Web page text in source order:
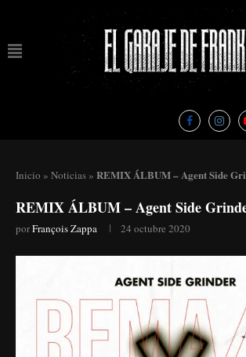
Inicio » Noticias » REMIX ÁLBUM – Agent Side
REMIX ÁLBUM – Agent Side
porFrançois Zappa 24 octubre 2020